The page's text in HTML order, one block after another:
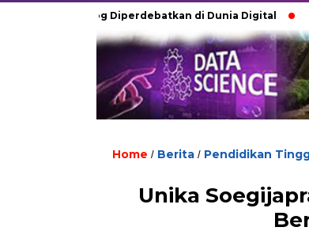
Analog Diperdebatkan di Dunia Digital Terkubur
Home / Berita / Pendidikan
Unika